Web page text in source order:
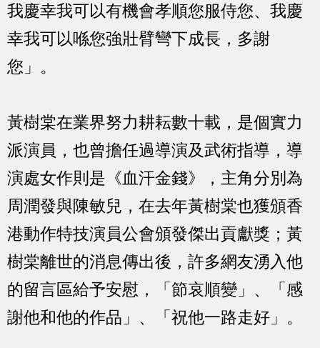
我慶幸我可以有機會孝順您服侍您、我慶
幸我可以喺您強壯臂彎下成長，多謝
您」。
黃樹棠在業界努力耕耘數十載，是個實力
派演員，也曾擔任過導演及武術指導，導
演處女作則是《血汗金錢》，主角分別為
周潤發與陳敏兒，在去年黃樹棠也獲頒香
港動作特技演員公會頒發傑出貢獻獎；黃
樹棠離世的消息傳出後，許多網友湧入他
的留言區給予安慰，「節哀順變」、「感
謝他和他的作品」、「祝他一路走好」。